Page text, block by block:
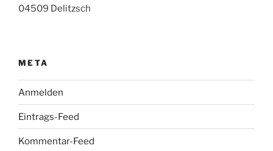
04509 Delitzsch
META
Anmelden
Eintrags-Feed
Kommentar-Feed